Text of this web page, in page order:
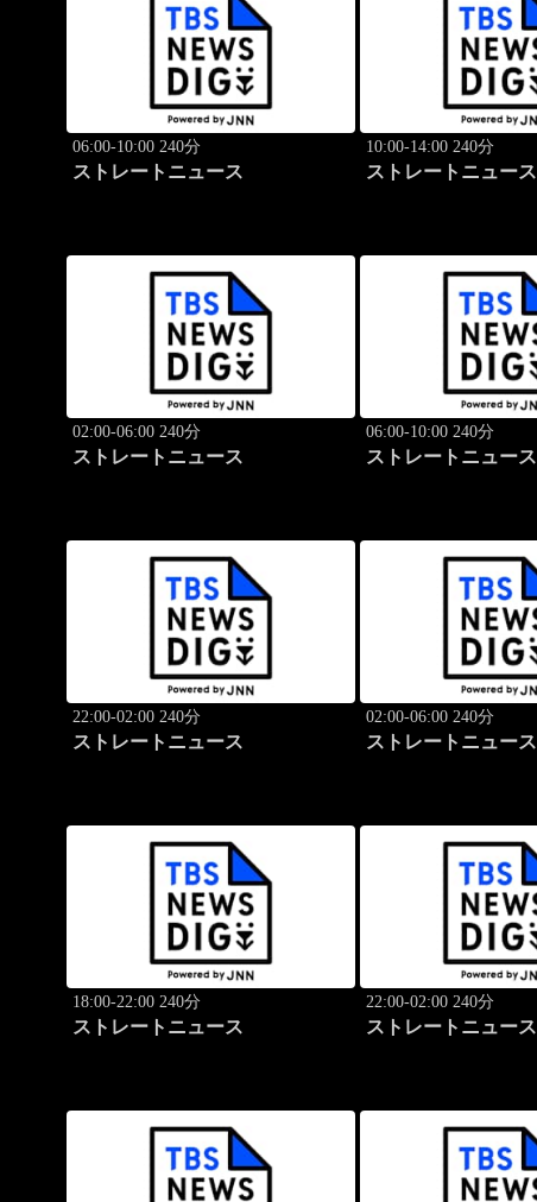
06:00-10:00 240分
ストレートニュース
10:00-14:00 240分
ストレートニュース
02:00-06:00 240分
ストレートニュース
06:00-10:00 240分
ストレートニュース
22:00-02:00 240分
ストレートニュース
02:00-06:00 240分
ストレートニュース
18:00-22:00 240分
ストレートニュース
22:00-02:00 240分
ストレートニュース